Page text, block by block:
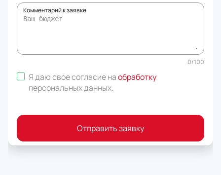
Комментарий к заявке
0/100
Я даю свое согласие наобработку
персональных данных.
Отправить заявку